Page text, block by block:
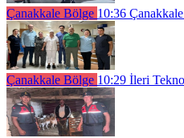
Çanakkale Bölge 10:36
Çanakkale Bölge 10:29 İleri